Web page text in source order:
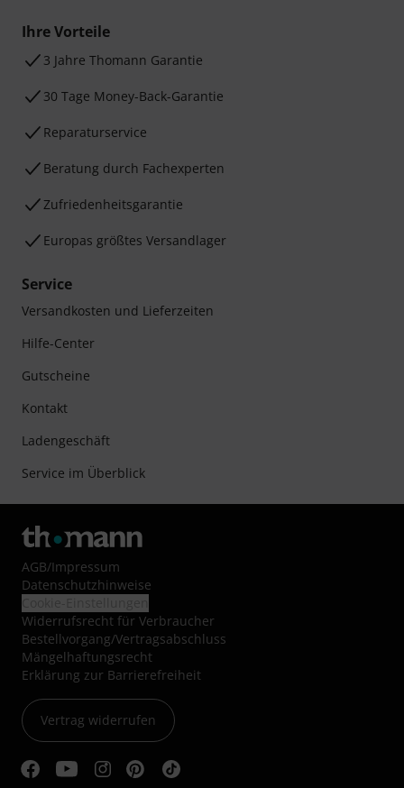
Ihre Vorteile
3 Jahre Thomann Garantie
30 Tage Money-Back-Garantie
Reparaturservice
Beratung durch Fachexperten
Zufriedenheitsgarantie
Europas größtes Versandlager
Service
Versandkosten und Lieferzeiten
Hilfe-Center
Gutscheine
Kontakt
Ladengeschäft
Service im Überblick
AGB/Impressum
Datenschutzhinweise
Widerrufsrecht für Verbraucher
Bestellvorgang/Vertragsabschluss
Mängelhaftungsrecht
Erklärung zur Barrierefreiheit
Vertrag widerrufen